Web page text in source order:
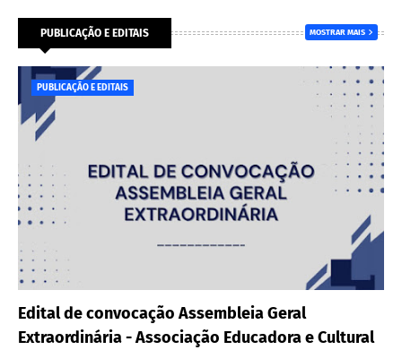
PUBLICAÇÃO E EDITAIS MOSTRAR MAIS
PUBLICAÇÃO E EDITAIS
Edital de convocação Assembleia Geral
Extraordinária - Associação Educadora e Cultural